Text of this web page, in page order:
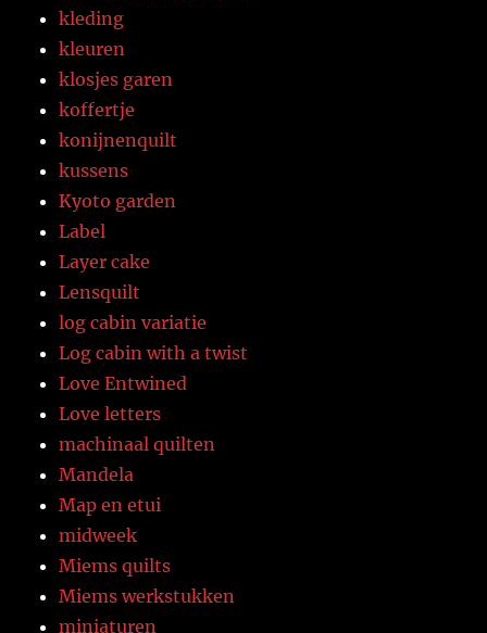
kleding
kleuren
klosjes garen
koffertje
konijnenquilt
kussens
Kyoto garden
Label
Layer cake
Lensquilt
log cabin variatie
Log cabin with a twist
Love Entwined
Love letters
machinaal quilten
Mandela
Map en etui
midweek
Miems quilts
Miems werkstukken
miniaturen